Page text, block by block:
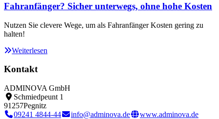
Fahranfänger? Sicher unterwegs, ohne hohe Kosten
Nutzen Sie clevere Wege, um als Fahranfänger Kosten gering zu
halten!
Weiterlesen
Kontakt
ADMINOVA GmbH
Schmiedpeunt 1
91257Pegnitz
09241 4844-44
info@adminova.de www.adminova.de